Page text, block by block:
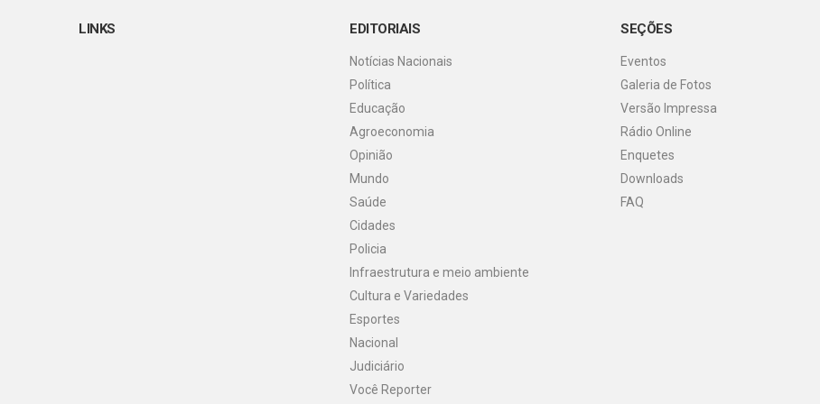
LINKS EDITORIAIS
Notícias Nacionais
Política
Educação
Agroeconomia
Opinião
Mundo
Saúde
Cidades
Policia
Infraestrutura e meio ambiente
Cultura e Variedades
Esportes
Nacional
Judiciário
Você Reporter
SEÇÕES
Eventos
Galeria de Fotos
Versão Impressa
Rádio Online
Enquetes
Downloads
FAQ